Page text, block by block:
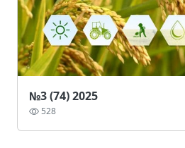
№3 (74) 2025
528